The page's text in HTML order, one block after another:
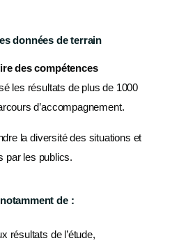
données de terrain
des compétences
les résultats de plus de 1000
d’accompagnement.
la diversité des situations et
par les publics.
de :
résultats de l’étude,